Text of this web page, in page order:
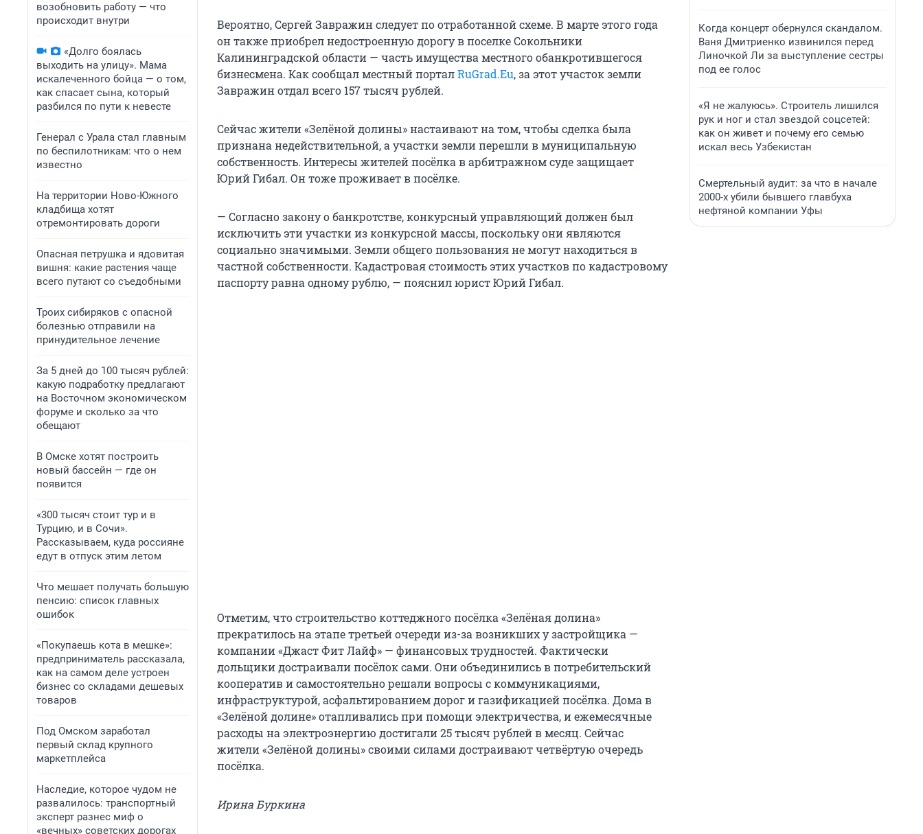
возобновить работу — что
происходит внутри
«Долго боялась
выходить на улицу». Мама
искалеченного бойца — о том,
как спасает сына, который
разбился по пути к невесте
Генерал с Урала стал главным
по беспилотникам: что о нем
известно
На территории Ново-Южного
кладбища хотят
отремонтировать дороги
Опасная петрушка и ядовитая
вишня: какие растения чаще
всего путают со съедобными
Троих сибиряков с опасной
болезнью отправили на
принудительное лечение
За 5 дней до 100 тысяч рублей:
какую подработку предлагают
на Восточном экономическом
форуме и сколько за что
обещают
В Омске хотят построить
новый бассейн — где он
появится
«300 тысяч стоит тур и в
Турцию, и в Сочи».
Рассказываем, куда россияне
едут в отпуск этим летом
Что мешает получать большую
пенсию: список главных
ошибок
«Покупаешь кота в мешке»:
предприниматель рассказала,
как на самом деле устроен
бизнес со складами дешевых
товаров
Под Омском заработал
первый склад крупного
маркетплейса
Наследие, которое чудом не
развалилось: транспортный
эксперт разнес миф о
«вечных» советских дорогах
Вероятно, Сергей Завражин следует по отработанной схеме. В марте этого года
он также приобрел недостроенную дорогу в поселке Сокольники
Калининградской области — часть имущества местного обанкротившегося
бизнесмена. Как сообщал местный порталRuGrad.Eu, за этот участок земли
Завражин отдал всего 157 тысяч рублей.
Сейчас жители «Зелёной долины» настаивают на том, чтобы сделка была
признана недействительной, а участки земли перешли в муниципальную
собственность. Интересы жителей посёлка в арбитражном суде защищает
Юрий Гибал. Он тоже проживает в посёлке.
— Согласно закону о банкротстве, конкурсный управляющий должен был
исключить эти участки из конкурсной массы, поскольку они являются
социально значимыми. Земли общего пользования не могут находиться в
частной собственности. Кадастровая стоимость этих участков по кадастровому
паспорту равна одному рублю, — пояснил юрист Юрий Гибал.
Отметим, что строительство коттеджного посёлка «Зелёная долина»
прекратилось на этапе третьей очереди из-за возникших у застройщика —
компании «Джаст Фит Лайф» — финансовых трудностей. Фактически
дольщики достраивали посёлок сами. Они объединились в потребительский
кооператив и самостоятельно решали вопросы с коммуникациями,
инфраструктурой, асфальтированием дорог и газификацией посёлка. Дома в
«Зелёной долине» отапливались при помощи электричества, и ежемесячные
расходы на электроэнергию достигали 25 тысяч рублей в месяц. Сейчас
жители «Зелёной долины» своими силами достраивают четвёртую очередь
посёлка.
Ирина Буркина
Когда концерт обернулся скандалом.
Ваня Дмитриенко извинился перед
Линочкой Ли за выступление сестры
под ее голос
«Я не жалуюсь». Строитель лишился
рук и ног и стал звездой соцсетей:
как он живет и почему его семью
искал весь Узбекистан
Смертельный аудит: за что в начале
2000-х убили бывшего главбуха
нефтяной компании Уфы